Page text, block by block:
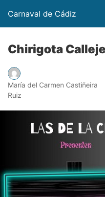
Carnaval de Cádiz
Chirigota
María del Carmen Castiñeira
Ruiz